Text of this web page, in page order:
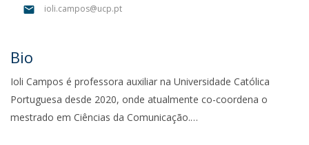
ioli.campos@ucp.pt
Bio
Ioli Campos é professora auxiliar na Universidade Católica
Portuguesa desde 2020, onde atualmente co-coordena o
mestrado em Ciências da Comunicação.